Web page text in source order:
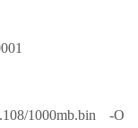
1000mb.bin -O